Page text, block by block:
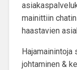
mainittiin
haastavien
johtaminen &